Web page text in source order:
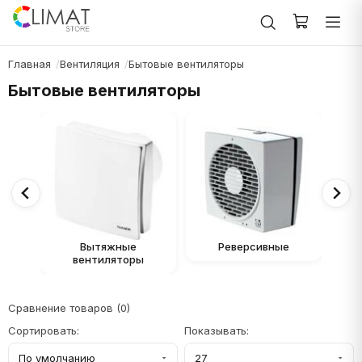
Главная Вентиляция Бытовые вентиляторы
Бытовые вентиляторы
Вытяжные
вентиляторы
Реверсивные
Сравнение товаров (0)
Сортировать:
Показывать: